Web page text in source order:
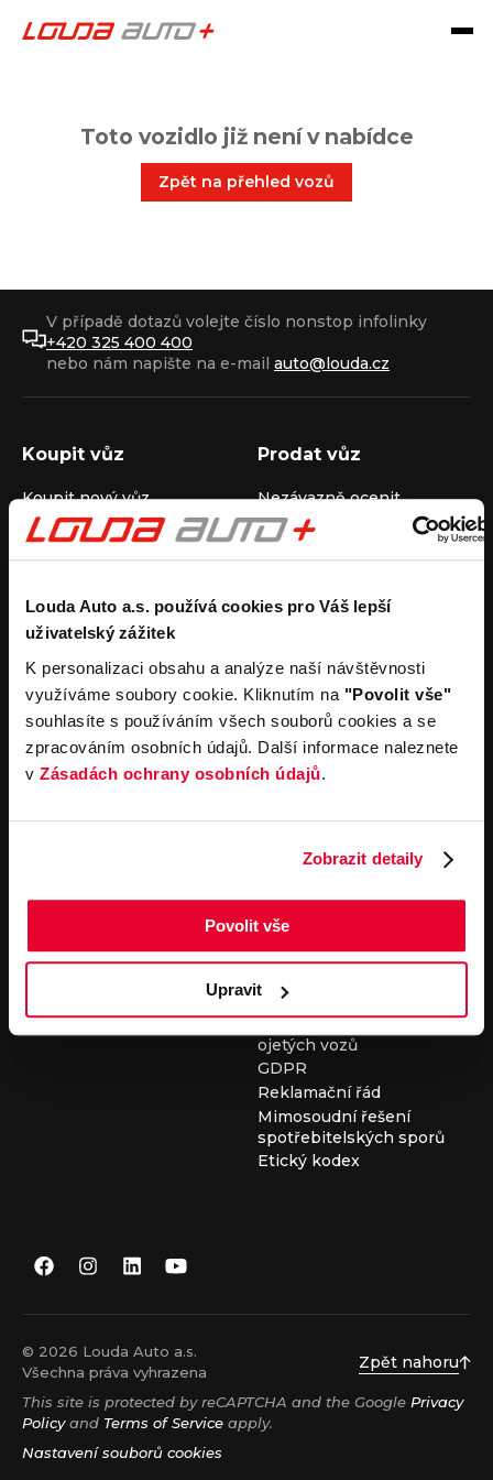
Louda Auto a.s. používá cookies pro Váš lepší
uživatelský zážitek
K personalizaci obsahu a analýze naší návštěvnosti
využíváme soubory cookie. Kliknutím na "Povolit vše"
souhlasíte s používáním všech souborů cookies a se
zpracováním osobních údajů. Další informace naleznete
v Zásadách ochrany osobních údajů.
Zobrazit detaily
Povolit vše
Upravit
Toto vozidlo již není v nabídce
Zpět na přehled vozů
V případě dotazů volejte číslo nonstop infolinky
+420 325 400 400
nebo nám napište na e-mail auto@louda.cz
Koupit vůz
Koupit nový vůz
Koupit ojetý vůz
Koupit užitkový vůz
Prodat vůz
Nezávazně ocenit
Průběh výkupu vozu
Pronájem
Carsharing
Autopůjčovna
Operativní leasing
Společnost
Louda Auto+ Poděbrady
Obytné vozy
Novinky
Kariéra
Servisní služby
Servis
Důležité odkazy
Cookies
Všeobecné obchodní
podmínky pro online
vozidel
Všeobecné obchodní
podmínky pro provádění
servisních prací
Všeobecné obchodní
podmínky při nákupu
ojetých vozů
GDPR
Reklamační řád
Mimosoudní řešení
spotřebitelských sporů
Etický kodex
© 2026 Louda Auto a.s.
Všechna práva vyhrazena
Zpět nahoru
This site is protected by reCAPTCHA and the Google Privacy
Policyand Terms of Service apply.
Nastavení souborů cookies